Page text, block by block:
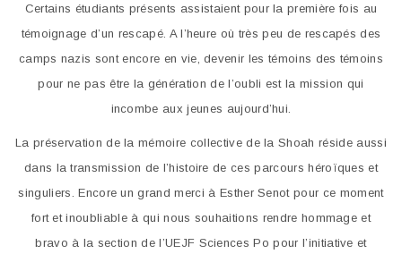
Certains étudiants présents assistaient pour la première fois au
témoignage d’un rescapé. A l’heure où très peu de rescapés des
camps nazis sont encore en vie, devenir les témoins des témoins
pour ne pas être la génération de l’oubli est la mission qui
incombe aux jeunes aujourd’hui.
La préservation de la mémoire collective de la Shoah réside aussi
dans la transmission de l’histoire de ces parcours héroïques et
singuliers. Encore un grand merci à Esther Senot pour ce moment
fort et inoubliable à qui nous souhaitions rendre hommage et
bravo à la section de l’UEJF Sciences Po pour l’initiative et